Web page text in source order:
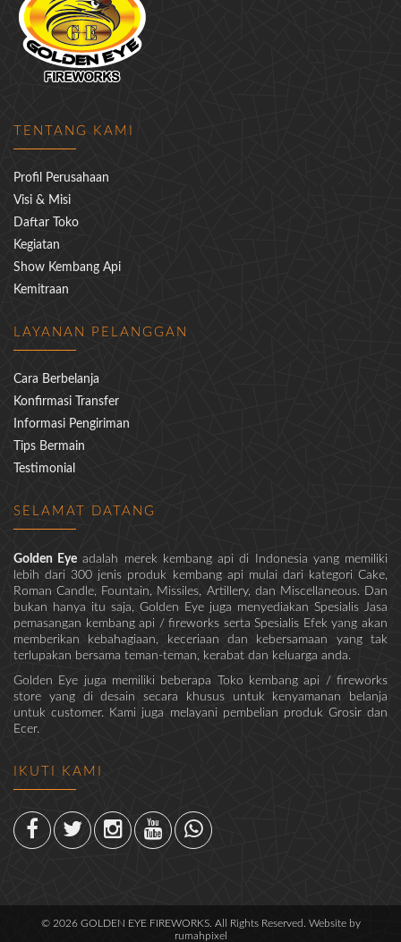
TENTANG KAMI
Profil Perusahaan
Visi & Misi
Daftar Toko
Kegiatan
Show Kembang Api
Kemitraan
LAYANAN PELANGGAN
Cara Berbelanja
Konfirmasi Transfer
Informasi Pengiriman
Tips Bermain
Testimonial
SELAMAT DATANG
Golden Eye adalah merek kembang api di Indonesia yang memiliki
lebih dari 300 jenis produk kembang api mulai dari kategori Cake,
Roman Candle, Fountain, Missiles, Artillery, dan Miscellaneous. Dan
bukan hanya itu saja, Golden Eye juga menyediakan Spesialis Jasa
pemasangan kembang api / fireworks serta Spesialis Efek yang akan
memberikan kebahagiaan, keceriaan dan kebersamaan yang tak
terlupakan bersama teman-teman, kerabat dan keluarga anda.
Golden Eye juga memiliki beberapa Toko kembang api / fireworks
store yang di desain secara khusus untuk kenyamanan belanja
untuk customer. Kami juga melayani pembelian produk Grosir dan
Ecer.
IKUTI KAMI
© 2026 GOLDEN EYE FIREWORKS. All Rights Reserved. Website by
rumahpixel